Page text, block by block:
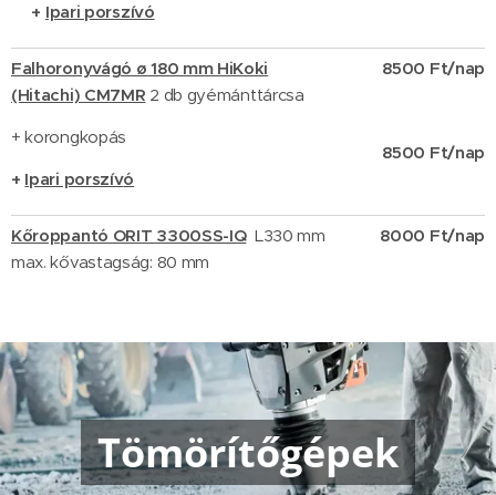
+ Ipari porszívó
Falhoronyvágó ø 180 mm HiKoki
(Hitachi) CM7MR 2 db gyémánttárcsa
+ korongkopás
+ Ipari porszívó
8500 Ft/nap
8500 Ft/nap
Kőroppantó ORIT 3300SS-IQ L330 mm
max. kővastagság: 80 mm
8000 Ft/nap
Tömörítőgépek